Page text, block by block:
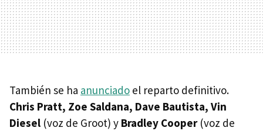
También se ha anunciado el reparto definitivo.
Chris Pratt, Zoe Saldana, Dave Bautista, Vin
Diesel (voz de Groot) y Bradley Cooper(voz de